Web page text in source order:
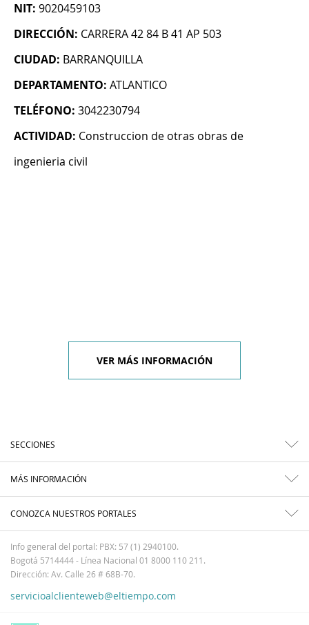
NIT: 9020459103
DIRECCIÓN: CARRERA 42 84 B 41 AP 503
CIUDAD: BARRANQUILLA
DEPARTAMENTO: ATLANTICO
TELÉFONO: 3042230794
ACTIVIDAD: Construccion de otras obras de
ingenieria civil
VER MÁS INFORMACIÓN
SECCIONES
MÁS INFORMACIÓN
CONOZCA NUESTROS PORTALES
Info general del portal: PBX: 57 (1) 2940100.
Bogotá 5714444 - Línea Nacional 01 8000 110 211.
Dirección: Av. Calle 26 # 68B-70.
servicioalclienteweb@eltiempo.com